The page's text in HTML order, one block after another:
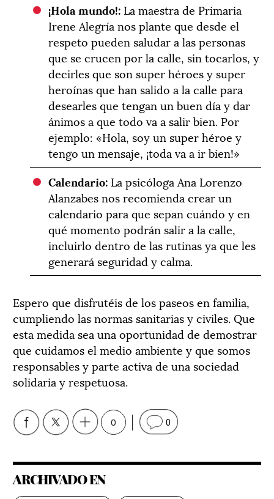
¡Hola mundo!: La maestra de Primaria
Irene Alegría nos plante que desde el
respeto pueden saludar a las personas
que se crucen por la calle, sin tocarlos, y
decirles que son super héroes y super
heroínas que han salido a la calle para
desearles que tengan un buen día y dar
ánimos a que todo va a salir bien. Por
ejemplo: «Hola, soy un super héroe y
tengo un mensaje, ¡toda va a ir bien!»
Calendario: La psicóloga Ana Lorenzo
Alanzabes nos recomienda crear un
calendario para que sepan cuándo y en
qué momento podrán salir a la calle,
incluirlo dentro de las rutinas ya que les
generará seguridad y calma.
Espero que disfrutéis de los paseos en familia,
cumpliendo las normas sanitarias y civiles. Que
esta medida sea una oportunidad de demostrar
que cuidamos el medio ambiente y que somos
responsables y parte activa de una sociedad
solidaria y respetuosa.
0 0
ARCHIVADO EN